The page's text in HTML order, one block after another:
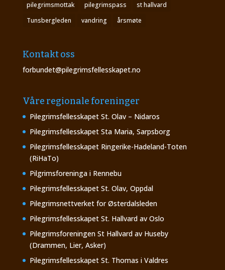
pilegrimsmottak
pilegrimspass
st hallvard
Tunsbergleden
vandring årsmøte
Kontakt oss
forbundet@pilegrimsfellesskapet.no
Våre regionale foreninger
Pilegrimsfellesskapet St. Olav – Nidaros
Pilegrimsfellesskapet Sta Maria, Sarpsborg
Pilegrimsfellesskapet Ringerike-Hadeland-Toten
(RiHaTo)
Pilgrimsforeninga i Rennebu
Pilegrimsfellesskapet St. Olav, Oppdal
Pilegrimsnettverket for Østerdalsleden
Pilegrimsfellesskapet St. Hallvard av Oslo
Pilegrimsforeningen St Hallvard av Huseby
(Drammen, Lier, Asker)
Pilegrimsfellesskapet St. Thomas i Valdres